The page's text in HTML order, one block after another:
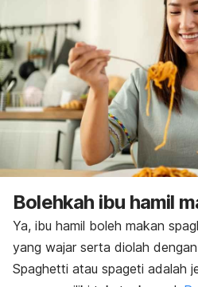
Bolehkah ibu hamil
Ya, ibu hamil boleh makan
yang wajar serta diolah
Spaghetti atau spageti adalah